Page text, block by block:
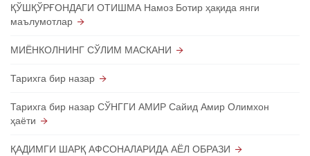
ҚЎШҚЎРҒОНДАГИ ОТИШМА Намоз Ботир ҳақида янги
маълумотлар
МИЁНКОЛНИНГ СЎЛИМ МАСКАНИ
Тарихга бир назар
Тарихга бир назар СЎНГГИ АМИР Сайид Амир Олимхон
ҳаёти
ҚАДИМГИ ШАРҚ АФСОНАЛАРИДА АЁЛ ОБРАЗИ